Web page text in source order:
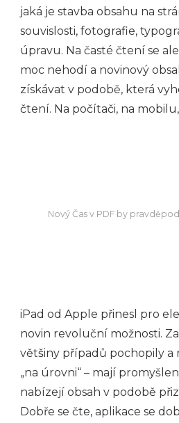
jaká je stavba obsahu na
souvislosti, fotografie,
úpravu. Na časté čtení se
moc nehodí a novinový
získávat v podobě, která
čtení. Na počítači, na
Nový Čas v PDF by
iPad od Apple přinesl pro
novin revoluční možnosti.
většiny případů pochopily a
„na úrovni“ – mají
nabízejí obsah v podobě
Dobře se čte, aplikace se